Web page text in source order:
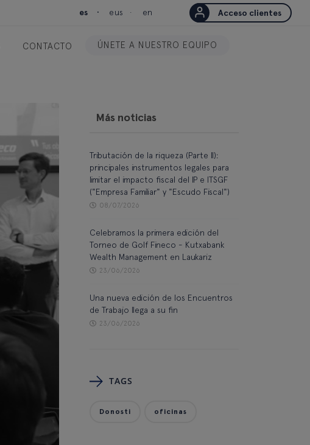
es eus en Acceso clientes
CONTACTO ÚNETE A NUESTRO EQUIPO
Más noticias
Tributación de la riqueza (Parte II):
principales instrumentos legales para
limitar el impacto fiscal del IP e ITSGF
("Empresa Familiar" y "Escudo Fiscal")
08/07/2026
Celebramos la primera edición del
Torneo de Golf Fineco - Kutxabank
Wealth Management en Laukariz
23/06/2026
Una nueva edición de los Encuentros
de Trabajo llega a su fin
23/06/2026
TAGS
Donosti oficinas